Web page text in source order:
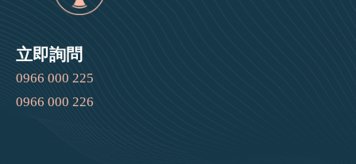
立即詢問
0966 000 225
0966 000 226